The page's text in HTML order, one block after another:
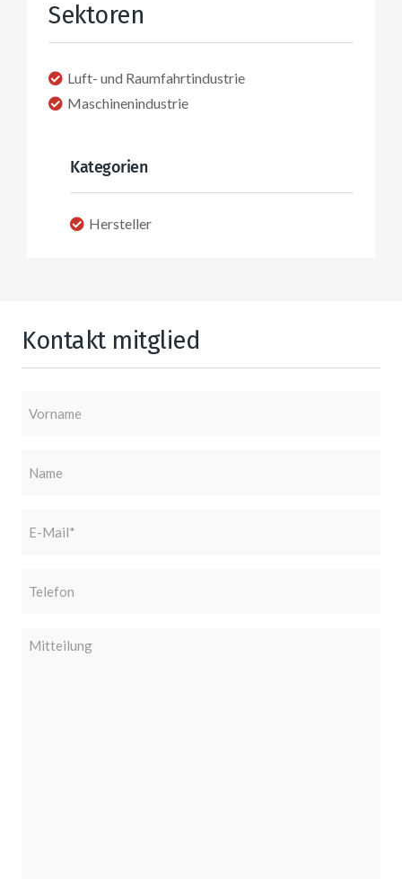
Sektoren
Luft- und Raumfahrtindustrie
Maschinenindustrie
Kategorien
Hersteller
Kontakt mitglied
Mitteilung